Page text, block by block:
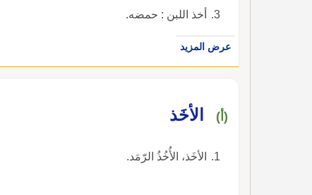
أخذ اللبن : حمضه.
عرض المزيد
(أ) الأخَذ
الأخَذ، الأُخُذُ الرّمَد.